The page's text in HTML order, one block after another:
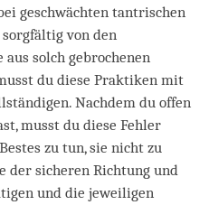
geschwächten tantrischen
von den
solch gebrochenen
du diese Praktiken mit
Nachdem du offen
musst du diese Fehler
zu tun, sie nicht zu
der sicheren Richtung und
und die jeweiligen